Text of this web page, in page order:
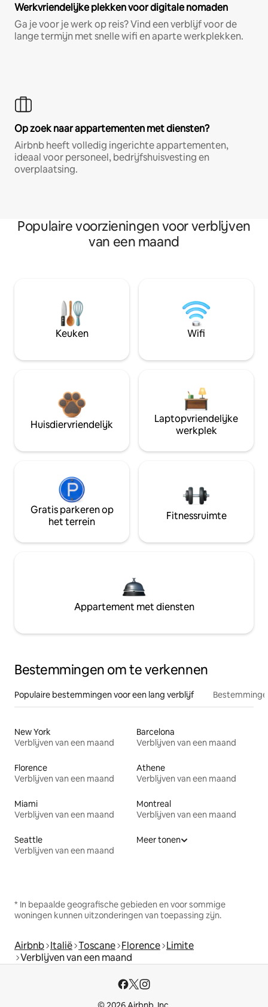
Werkvriendelijke plekken voor digitale nomaden
Ga je voor je werk op reis? Vind een verblijf voor de
lange termijn met snelle wifi en aparte werkplekken.
Op zoek naar appartementen met diensten?
Airbnb heeft volledig ingerichte appartementen,
ideaal voor personeel, bedrijfshuisvesting en
overplaatsing.
Populaire voorzieningen voor verblijven
van een maand
Keuken Wifi
Huisdiervriendelijk
Laptopvriendelijke
werkplek
Gratis parkeren op
het terrein
Fitnessruimte
Appartement met diensten
Bestemmingen om te verkennen
Populaire bestemmingen voor een lang verblijf
New York
Verblijven van een maand
Barcelona
Verblijven van een maand
Florence
Verblijven van een maand
Athene
Verblijven van een maand
Miami
Verblijven van een maand
Montreal
Verblijven van een maand
Seattle
Verblijven van een maand
Meer tonen
* In bepaalde geografische gebieden en voor sommige
woningen kunnen uitzonderingen van toepassing zijn.
Airbnb Italië Toscane Florence Limite
Verblijven van een maand